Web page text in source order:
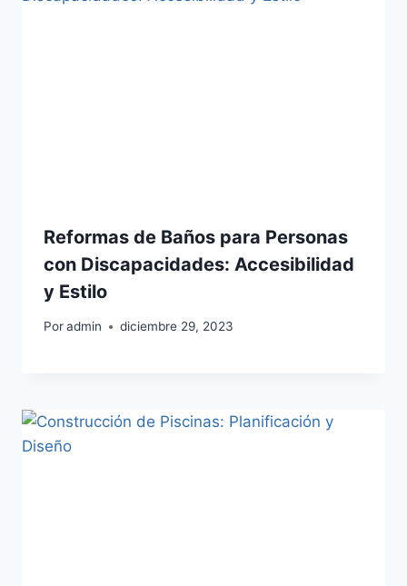
Reformas de Baños para Personas
con Discapacidades: Accesibilidad
y Estilo
Poradmin diciembre 29, 2023